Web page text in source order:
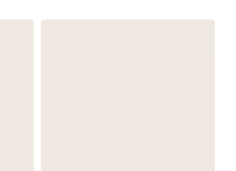
latest